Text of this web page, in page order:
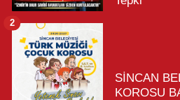
SİNCAN
KOROSU
2